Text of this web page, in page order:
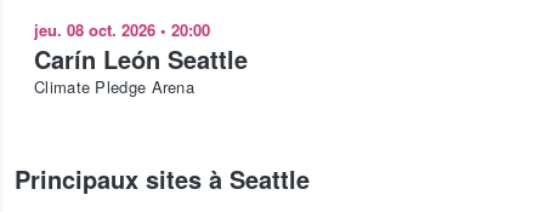
jeu. 08 oct. 2026 • 20:00
Carín León Seattle
Climate Pledge Arena
Principaux sites à Seattle